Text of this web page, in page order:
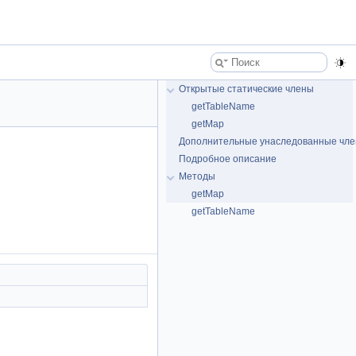
Открытые статические члены
getTableName
getMap
Дополнительные унаследованные
Подробное описание
Методы
getMap
getTableName